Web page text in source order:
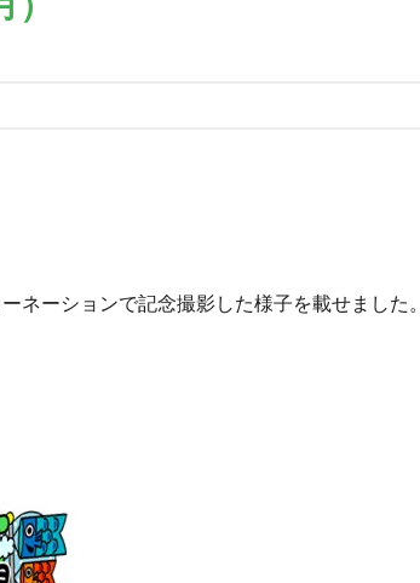
ネーションで記念撮影した様子を載せました。